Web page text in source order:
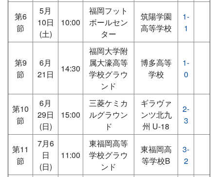
第6
節
5月
10日
(土)
10:00
福岡フット
ボールセン
ター
筑陽学園
高等学校
1-
1
第9
節
6月
21日
14:30
福岡大学附
属大濠高等
学校グラウ
ンド
博多高等
学校
1-
0
第10
節
6月
29日
(日)
15:00
三菱ケミカ
ルグラウン
ド
ギラヴァ
ンツ北九
州 U-18
2-
3
第11
節
7月6
日
(日)
11:00
東福岡高等
学校グラウ
ンド
東福岡高
等学校B
3-
2